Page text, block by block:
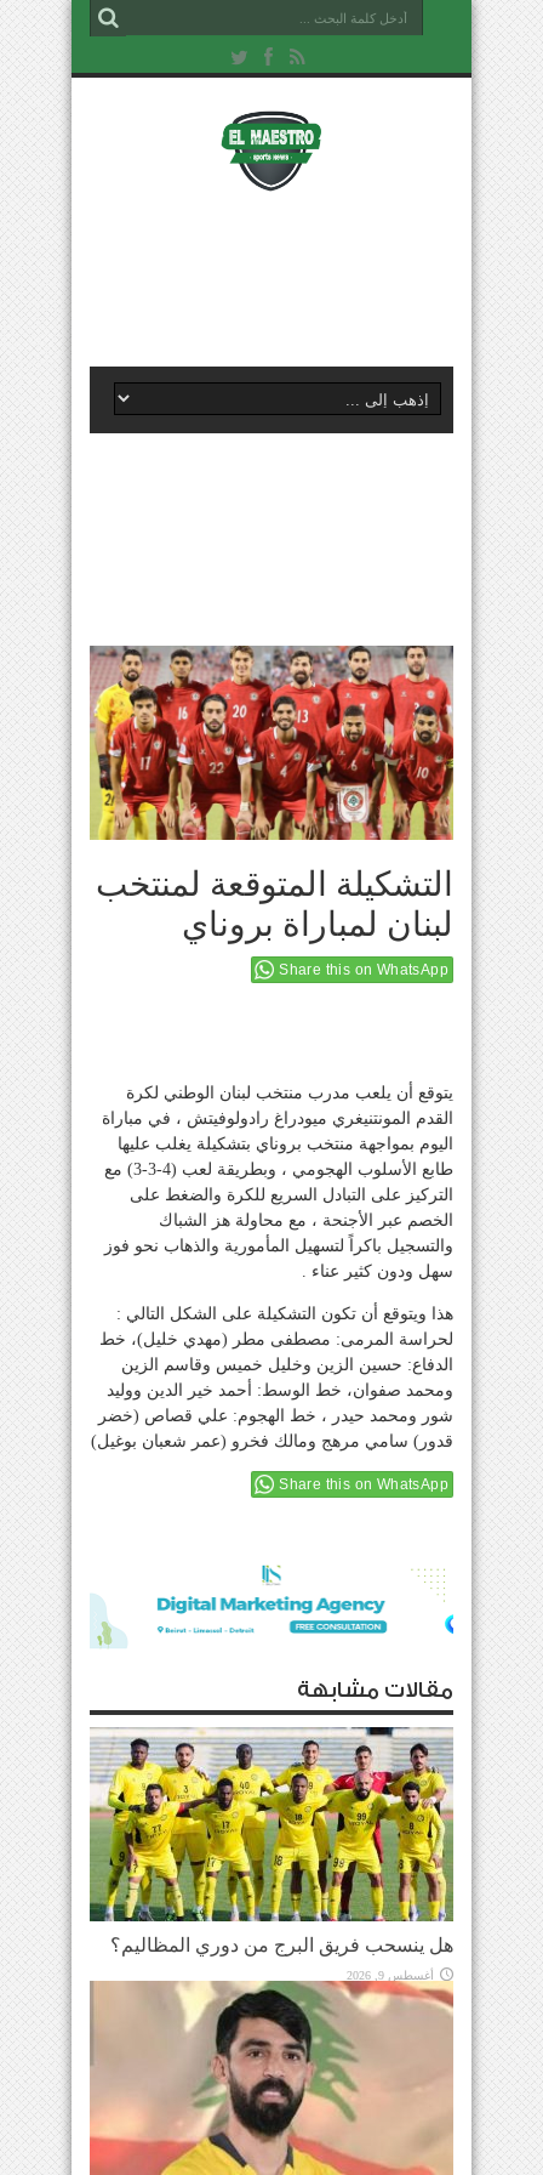
التشكيلة المتوقعة لمنتخب
لبنان لمباراة بروناي
Share this on WhatsApp
يتوقع أن يلعب مدرب منتخب لبنان الوطني لكرة
القدم المونتنيغري ميودراغ رادولوفيتش ، في مباراة
اليوم بمواجهة منتخب بروناي بتشكيلة يغلب عليها
طابع الأسلوب الهجومي ، وبطريقة لعب (4-3-3) مع
التركيز على التبادل السريع للكرة والضغط على
الخصم عبر الأجنحة ، مع محاولة هز الشباك
والتسجيل باكراً لتسهيل المأمورية والذهاب نحو فوز
سهل ودون كثير عناء .
هذا ويتوقع أن تكون التشكيلة على الشكل التالي :
لحراسة المرمى: مصطفى مطر (مهدي خليل)، خط
الدفاع: حسين الزين وخليل خميس وقاسم الزين
ومحمد صفوان، خط الوسط: أحمد خير الدين ووليد
شور ومحمد حيدر ، خط الهجوم: علي قصاص (خضر
قدور) سامي مرهج ومالك فخرو (عمر شعبان بوغيل)
Share this on WhatsApp
مقالات مشابهة
هل ينسحب فريق البرج من دوري المظاليم؟
أغسطس 9, 2026